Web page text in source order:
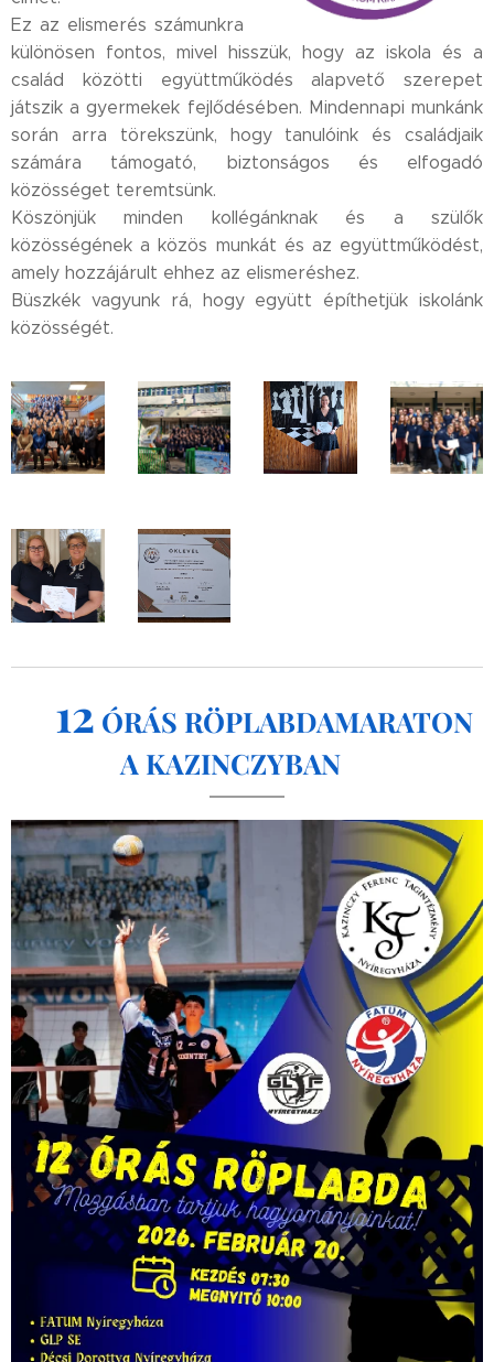
Ez az elismerés számunkra
különösen fontos, mivel hisszük, hogy az iskola és a
család közötti együttműködés alapvető szerepet
játszik a gyermekek fejlődésében. Mindennapi munkánk
során arra törekszünk, hogy tanulóink és családjaik
számára támogató, biztonságos és elfogadó
közösséget teremtsünk.👨‍👩‍👧‍👦
Köszönjük minden kollégánknak és a szülők
közösségének a közös munkát és az együttműködést,
amely hozzájárult ehhez az elismeréshez.
Büszkék vagyunk rá, hogy együtt építhetjük iskolánk
közösségét.🙏💙✨
12 ÓRÁS RÖPLABDAMARATON
A KAZINCZYBAN🏐